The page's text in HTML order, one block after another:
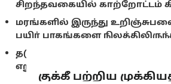
சிறந்தவகையில் காற்றோட்டம்
மரங்களில் இருந்து
பயிர் பாகங்களை
தடுப்புகள் மற்றும் பொறிகளைப்
எறும்புகள் மற்றும் பூச்சிகளைக்
குக்கீ பற்றிய